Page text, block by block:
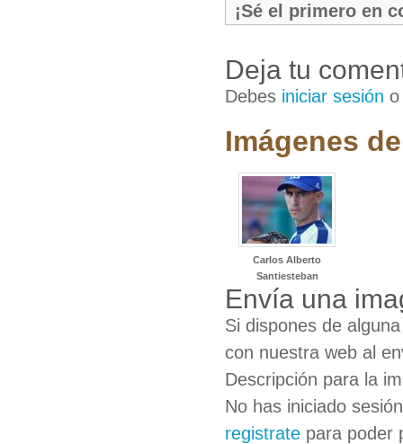
¡Sé el primero en
Deja tu
Debes iniciar sesión
Imágenes
Carlos Alberto
Santiesteban
Envía una
Si dispones de
con nuestra web al
Descripción para la
No has iniciado
registrate para poder